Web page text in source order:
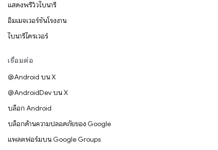
แสดงพรีวิวไบนารี
อิมเมจเวอร์ชันโรงงาน
ไบนารีไดรเวอร์
เชื่อมต่อ
@Android บน X
@AndroidDev บน X
บล็อก Android
บล็อกด้านความปลอดภัยของ Google
แพลตฟอร์มบน Google Groups